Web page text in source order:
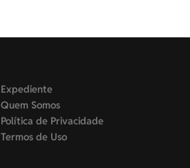
Expediente
Quem Somos
Política de Privacidade
Termos de Uso